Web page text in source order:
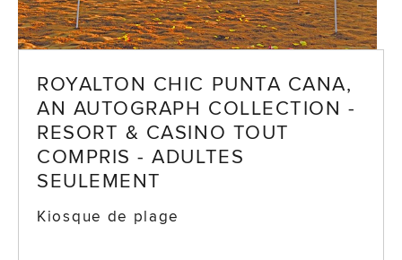
ROYALTON CHIC PUNTA CANA,
AN AUTOGRAPH COLLECTION -
RESORT & CASINO TOUT
COMPRIS - ADULTES
SEULEMENT
Kiosque de plage